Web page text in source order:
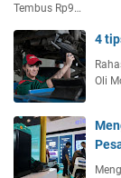
Tembus Rp9…
4
Oli